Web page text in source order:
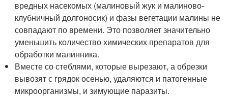
вредных насекомых (малиновый жук и малиново-
клубничный долгоносик) и фазы вегетации малины не
совпадают по времени. Это позволяет значительно
уменьшить количество химических препаратов для
обработки малинника.
Вместе со стеблями, которые вырезают, а обрезки
вывозят с грядок осенью, удаляются и патогенные
микроорганизмы, и зимующие паразиты.